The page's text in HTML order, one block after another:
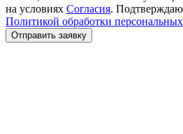
на условиях Согласия.
Политикой обработки
Отправить заявку